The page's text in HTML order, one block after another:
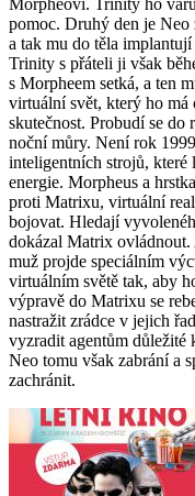
pomoc. Druhý den je Neo
a tak mu do těla
Trinity s přáteli ji však
s Morpheem setká, a ten
virtuální svět, který ho má
skutečnost. Probudí se do
noční můry. Není rok
inteligentních strojů,
energie. Morpheus a
proti Matrixu, virtuální
bojovat. Hledají
dokázal Matrix
muž projde speciálním
virtuálním světě tak, aby
výpravě do Matrixu se
nastražit zrádce v jejich
vyzradit agentům důležité
Neo tomu však zabrání a
zachránit.